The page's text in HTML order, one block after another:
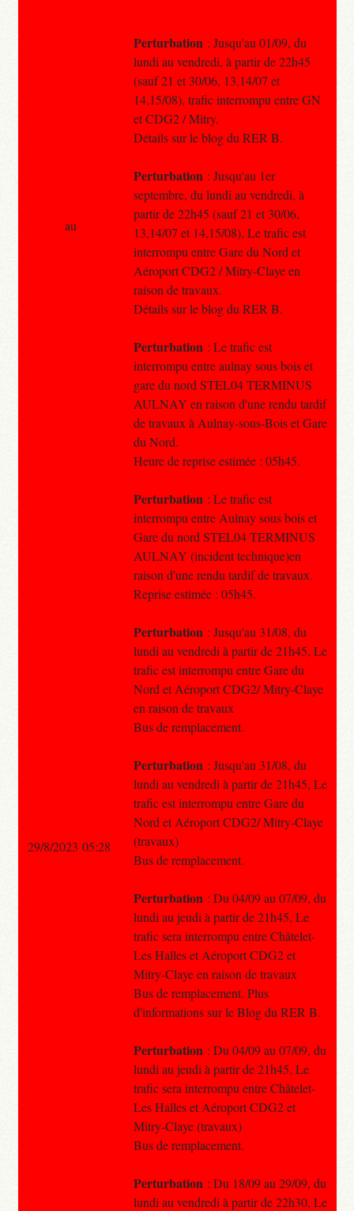
Perturbation : Jusqu'au 01/09, du
lundi au vendredi, à partir de 22h45
(sauf 21 et 30/06, 13,14/07 et
14,15/08), trafic interrompu entre GN
et CDG2 / Mitry.
Détails sur le blog du RER B.
Perturbation : Jusqu'au 1er
septembre, du lundi au vendredi, à
partir de 22h45 (sauf 21 et 30/06,
13,14/07 et 14,15/08), Le trafic est
interrompu entre Gare du Nord et
Aéroport CDG2 / Mitry-Claye en
raison de travaux.
Détails sur le blog du RER B.
Perturbation : Le trafic est
interrompu entre aulnay sous bois et
gare du nord STEL04 TERMINUS
AULNAY en raison d'une rendu tardif
de travaux à Aulnay-sous-Bois et Gare
du Nord.
Heure de reprise estimée : 05h45.
Perturbation : Le trafic est
interrompu entre Aulnay sous bois et
Gare du nord STEL04 TERMINUS
AULNAY (incident technique)en
raison d'une rendu tardif de travaux.
Reprise estimée : 05h45.
Perturbation : Jusqu'au 31/08, du
lundi au vendredi à partir de 21h45, Le
trafic est interrompu entre Gare du
Nord et Aéroport CDG2/ Mitry-Claye
en raison de travaux
Bus de remplacement.
Perturbation : Jusqu'au 31/08, du
lundi au vendredi à partir de 21h45, Le
trafic est interrompu entre Gare du
Nord et Aéroport CDG2/ Mitry-Claye
(travaux)
Bus de remplacement.
Perturbation : Du 04/09 au 07/09, du
lundi au jeudi à partir de 21h45, Le
trafic sera interrompu entre Châtelet-
Les Halles et Aéroport CDG2 et
Mitry-Claye en raison de travaux
Bus de remplacement. Plus
d'informations sur le Blog du RER B.
Perturbation : Du 04/09 au 07/09, du
lundi au jeudi à partir de 21h45, Le
trafic sera interrompu entre Châtelet-
Les Halles et Aéroport CDG2 et
Mitry-Claye (travaux)
Bus de remplacement.
Perturbation : Du 18/09 au 29/09, du
lundi au vendredi à partir de 22h30, Le
au
29/8/2023 05:28